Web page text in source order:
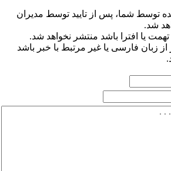
توسط شما، پس از تایید توسط مدیران
شد.
یا افترا باشد منتشر نخواهد شد.
زبان فارسی یا غیر مرتبط با خبر باشد